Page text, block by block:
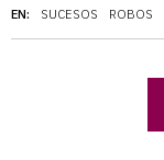
EN: SUCESOS ROBOS